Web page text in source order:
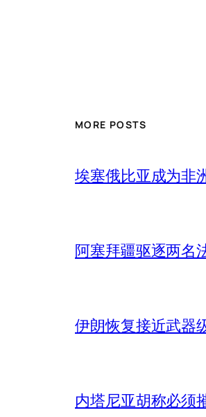
MORE POSTS
埃塞俄比亚成为非
阿塞拜疆驱逐两名
伊朗恢复接近武器
内塔尼亚胡称必须